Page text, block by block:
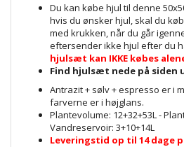
Du kan købe hjul til denne
hvis du ønsker hjul, skal du
med krukken, når du går
eftersender ikke hjul efter du
hjulsæt kan IKKE købes
Find hjulsæt nede på siden
Antrazit + sølv + espresso er i
farverne er i højglans.
Plantevolume: 12+32+53L -
Vandreservoir: 3+10+14L
Leveringstid op til 14 dage